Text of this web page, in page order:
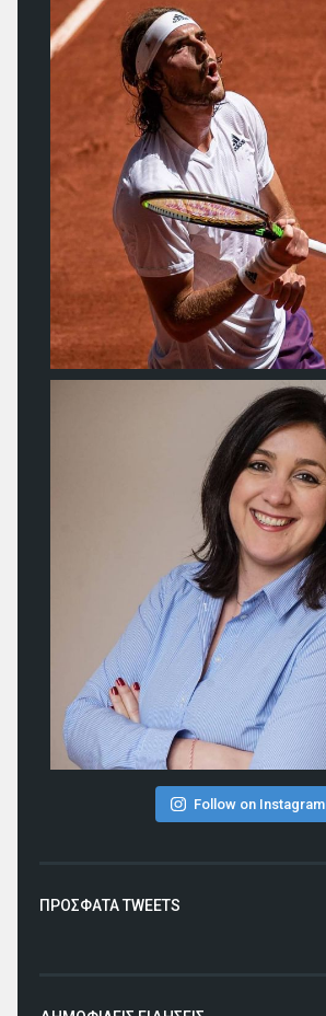
Follow on Instagram
ΠΡΟΣΦΑΤΑ TWEETS